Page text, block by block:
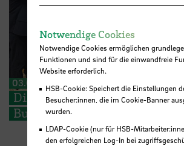
03.07.2026
Die Universität Porto tritt der
Business School Alliance bei
Notwendige Cookies
Notwendige Cookies ermöglichen
Funktionen und sind für die einwandfreie
Website erforderlich.
HSB-Cookie: Speichert die Einstellungen
Besucher:innen, die im Cookie-Banner
wurden.
LDAP-Cookie (nur für HSB-
den erfolgreichen Log-In bei